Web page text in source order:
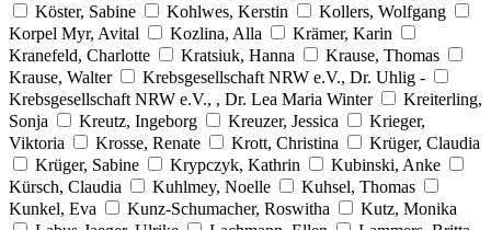
Köster, Sabine
Kohlwes, Kerstin
Kollers, Wolfgang
Korpel Myr, Avital
Kozlina, Alla
Krämer, Karin
Kranefeld, Charlotte
Kratsiuk, Hanna
Krause, Thomas
Krause, Walter
Krebsgesellschaft NRW e.V., Dr. Uhlig -
Krebsgesellschaft NRW e.V., , Dr. Lea Maria Winter
Kreiterling,
Sonja
Kreutz, Ingeborg Kreuzer, Jessica
Krieger,
Viktoria
Krosse, Renate Krott, Christina
Krüger, Claudia
Krüger, Sabine
Krypczyk, Kathrin
Kubinski, Anke
Kürsch, Claudia
Kuhlmey, Noelle
Kuhsel, Thomas
Kunkel, Eva
Kunz-Schumacher, Roswitha
Kutz, Monika